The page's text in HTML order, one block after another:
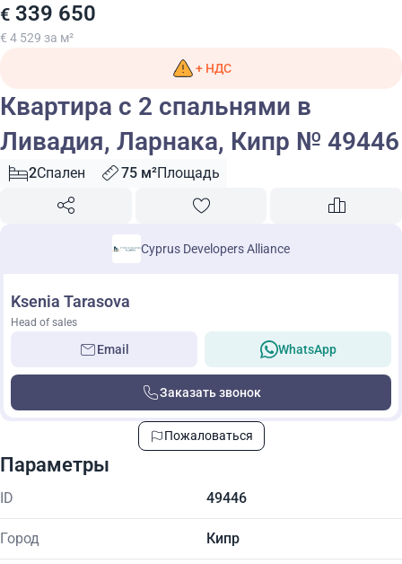
€ 339 650
€ 4 529 за м²
+ НДС
Квартира с 2 спальнями в
Ливадия, Ларнака, Кипр № 49446
2Спален 75 м²Площадь
Cyprus Developers Alliance
Ksenia Tarasova
Head of sales
Email WhatsApp
Заказать звонок
Пожаловаться
Параметры
ID 49446
Город Кипр